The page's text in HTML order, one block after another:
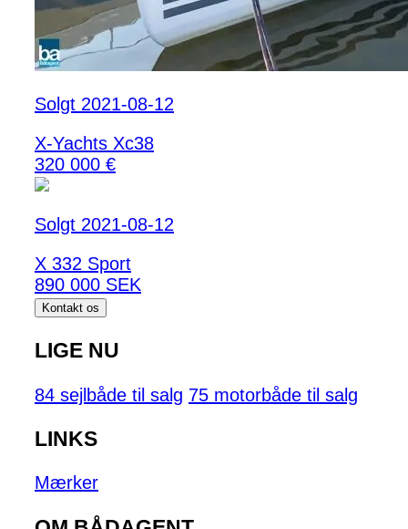
Solgt 2021-08-12
X-Yachts Xc38
320 000 €
Solgt 2021-08-12
X 332 Sport
890 000 SEK
Kontakt os
LIGE NU
84 sejlbåde til salg 75 motorbåde til salg
LINKS
Mærker